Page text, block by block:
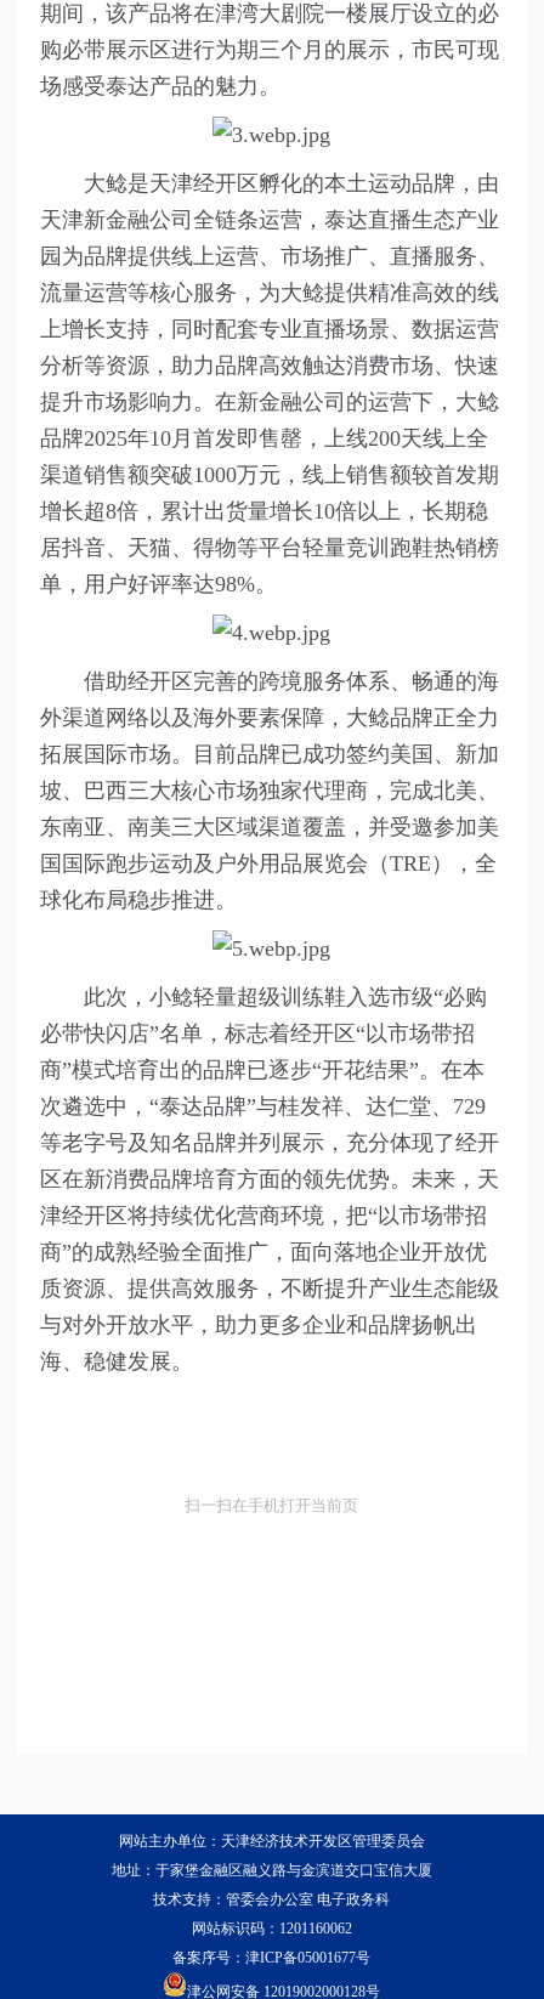
期间，该产品将在津湾大剧院一楼展厅设立的必
购必带展示区进行为期三个月的展示，市民可现
场感受泰达产品的魅力。
大鲶是天津经开区孵化的本土运动品牌，由
天津新金融公司全链条运营，泰达直播生态产业
园为品牌提供线上运营、市场推广、直播服务、
流量运营等核心服务，为大鲶提供精准高效的线
上增长支持，同时配套专业直播场景、数据运营
分析等资源，助力品牌高效触达消费市场、快速
提升市场影响力。在新金融公司的运营下，大鲶
品牌2025年10月首发即售罄，上线200天线上全
渠道销售额突破1000万元，线上销售额较首发期
增长超8倍，累计出货量增长10倍以上，长期稳
居抖音、天猫、得物等平台轻量竞训跑鞋热销榜
单，用户好评率达98%。
借助经开区完善的跨境服务体系、畅通的海
外渠道网络以及海外要素保障，大鲶品牌正全力
拓展国际市场。目前品牌已成功签约美国、新加
坡、巴西三大核心市场独家代理商，完成北美、
东南亚、南美三大区域渠道覆盖，并受邀参加美
国国际跑步运动及户外用品展览会（TRE），全
球化布局稳步推进。
此次，小鲶轻量超级训练鞋入选市级“必购
必带快闪店”名单，标志着经开区“以市场带招
商”模式培育出的品牌已逐步“开花结果”。在本
次遴选中，“泰达品牌”与桂发祥、达仁堂、729
等老字号及知名品牌并列展示，充分体现了经开
区在新消费品牌培育方面的领先优势。未来，天
津经开区将持续优化营商环境，把“以市场带招
商”的成熟经验全面推广，面向落地企业开放优
质资源、提供高效服务，不断提升产业生态能级
与对外开放水平，助力更多企业和品牌扬帆出
海、稳健发展。
扫一扫在手机打开当前页
网站主办单位：天津经济技术开发区管理委员会
地址：于家堡金融区融义路与金滨道交口宝信大厦
技术支持：管委会办公室 电子政务科
网站标识码：1201160062
备案序号：津ICP备05001677号
津公网安备 12019002000128号